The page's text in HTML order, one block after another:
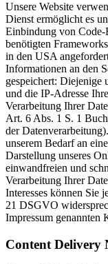
Unsere Website
Dienst ermöglicht es
Einbindung von
benötigten
in den USA
Informationen an den
gespeichert: Diejenige
und die IP-Adresse
Verarbeitung Ihrer
Art. 6 Abs. 1 S. 1
der
unserem Bedarf an
Darstellung unseres
einwandfreien und
Verarbeitung Ihrer
Interesses können Sie
21 DSGVO
Impressum genannten
Content Delivery